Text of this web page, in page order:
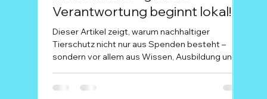
Verantwortung beginnt lokal!
Dieser Artikel zeigt, warum nachhaltiger
Tierschutz nicht nur aus Spenden besteht –
sondern vor allem aus Wissen, Ausbildung und
Haltung, Qualzucht oder moderne Tiermedizin